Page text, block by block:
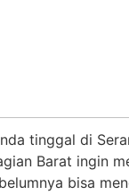
tinggal di
Barat ingin
bisa